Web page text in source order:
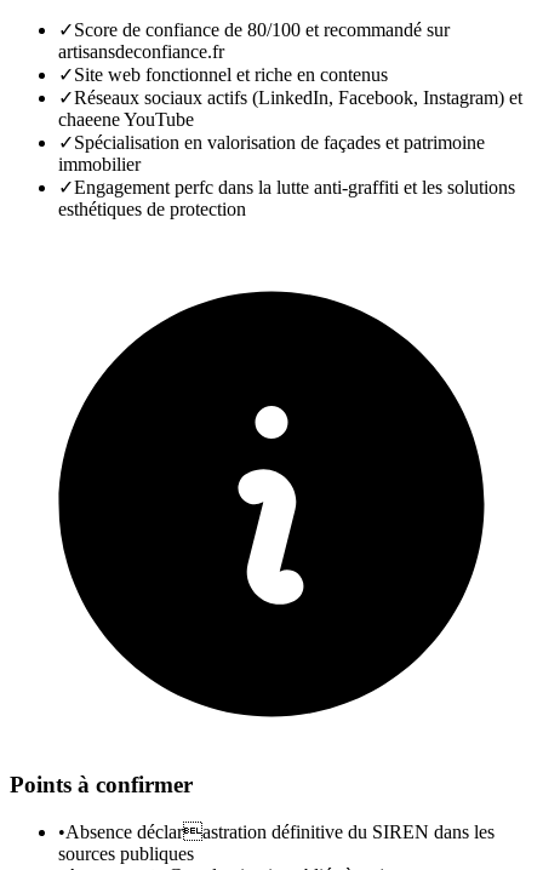
✓Score de confiance de 80/100 et recommandé sur
artisansdeconfiance.fr
✓Site web fonctionnel et riche en contenus
✓Réseaux sociaux actifs (LinkedIn, Facebook, Instagram) et
chaeene YouTube
✓Spécialisation en valorisation de façades et patrimoine
immobilier
✓Engagement perfc dans la lutte anti-graffiti et les solutions
esthétiques de protection
Points à confirmer
•Absence déclarastration définitive du SIREN dans les
sources publiques